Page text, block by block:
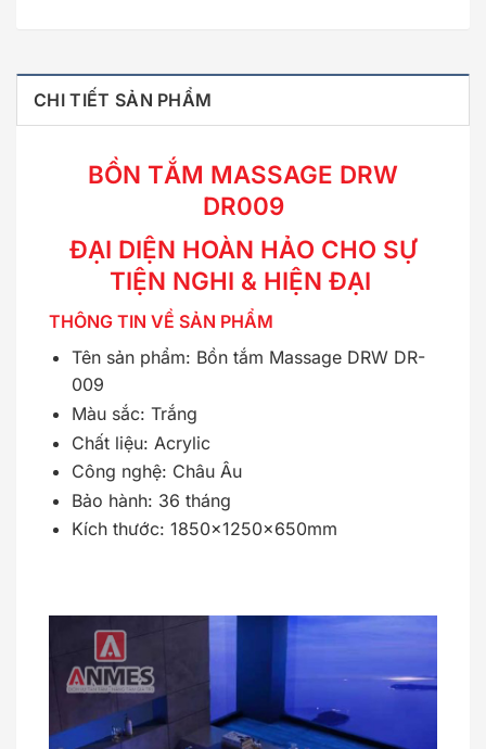
CHI TIẾT SẢN PHẨM
BỒN TẮM MASSAGE DRW
DR009
ĐẠI DIỆN HOÀN HẢO CHO SỰ
TIỆN NGHI & HIỆN ĐẠI
THÔNG TIN VỀ SẢN PHẨM
Tên sản phẩm: Bồn tắm Massage DRW DR-
009
Màu sắc: Trắng
Chất liệu: Acrylic
Công nghệ: Châu Âu
Bảo hành: 36 tháng
Kích thước: 1850x1250x650mm